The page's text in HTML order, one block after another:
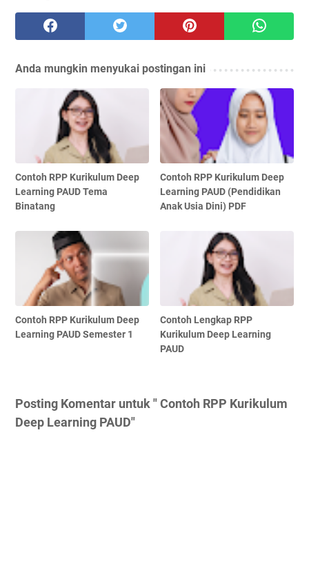
Anda mungkin menyukai postingan ini
Contoh RPP Kurikulum Deep
Learning PAUD Tema
Binatang
Contoh RPP Kurikulum Deep
Learning PAUD (Pendidikan
Anak Usia Dini) PDF
Contoh RPP Kurikulum Deep
Learning PAUD Semester 1
Contoh Lengkap RPP
Kurikulum Deep Learning
PAUD
Posting Komentar untuk " Contoh RPP Kurikulum
Deep Learning PAUD"